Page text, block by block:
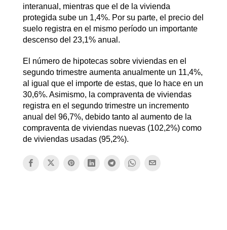
interanual, mientras que el de la vivienda
protegida sube un 1,4%. Por su parte, el precio del
suelo registra en el mismo período un importante
descenso del 23,1% anual.
El número de hipotecas sobre viviendas en el
segundo trimestre aumenta anualmente un 11,4%,
al igual que el importe de estas, que lo hace en un
30,6%. Asimismo, la compraventa de viviendas
registra en el segundo trimestre un incremento
anual del 96,7%, debido tanto al aumento de la
compraventa de viviendas nuevas (102,2%) como
de viviendas usadas (95,2%).